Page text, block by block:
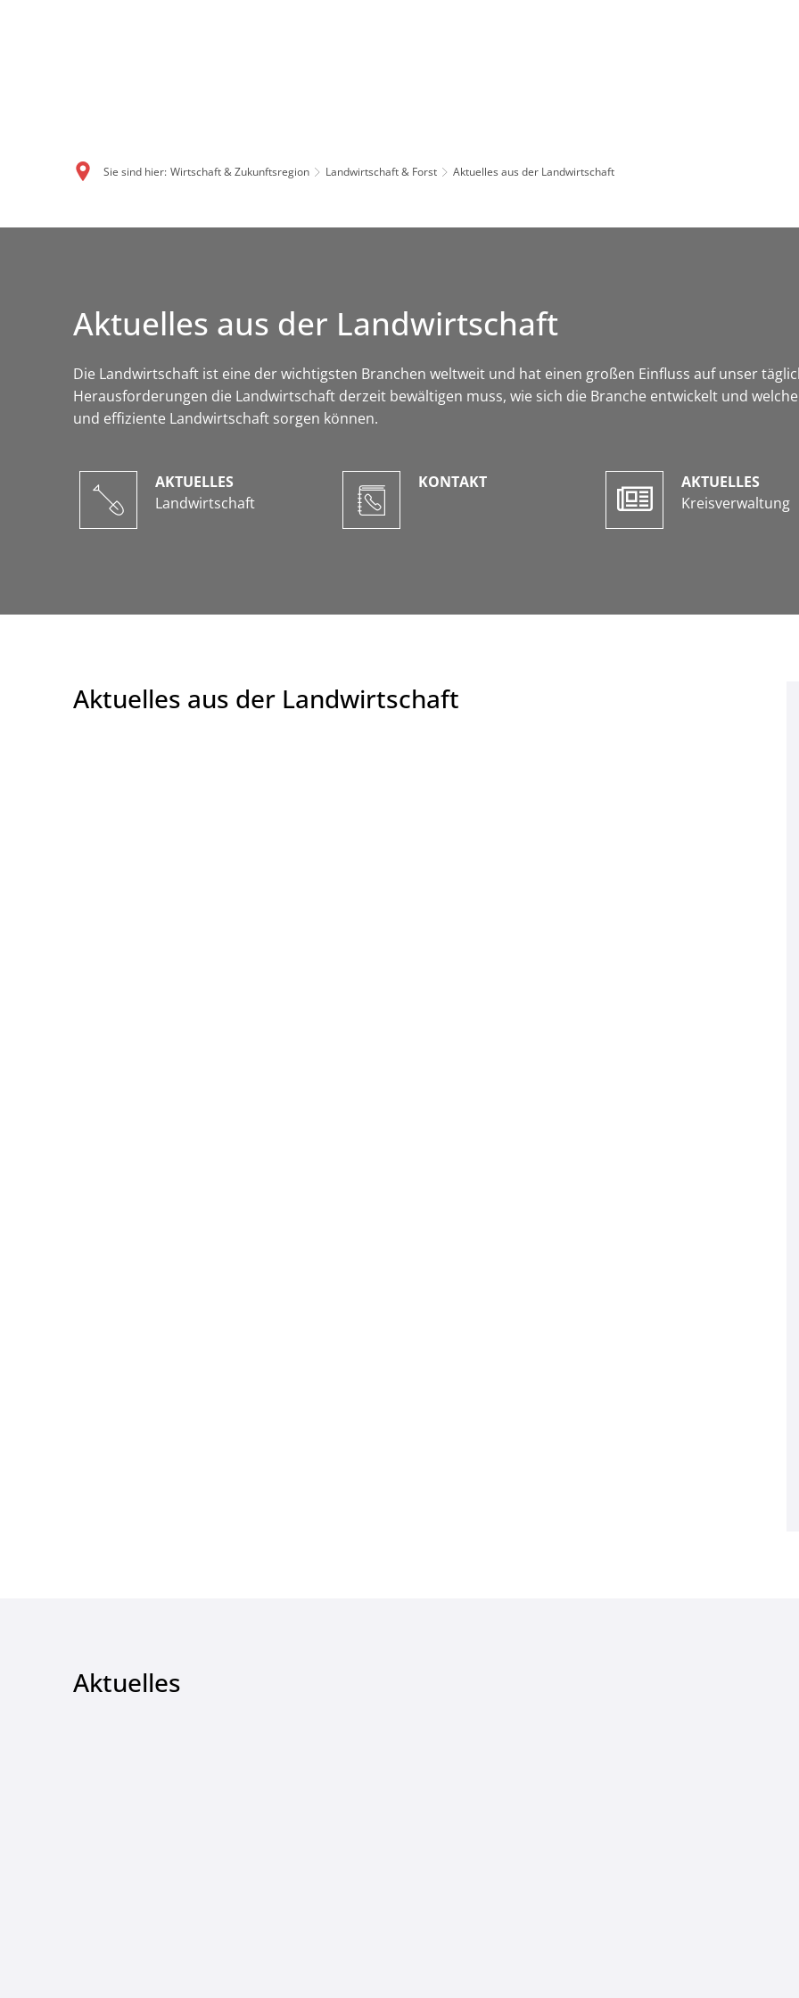
Sie sind hier: Wirtschaft & Zukunftsregion Landwirtschaft & Forst Aktuelles aus der Landwirtschaft
Aktuelles aus der Landwirtschaft
Die Landwirtschaft ist eine der wichtigsten Branchen weltweit und hat einen großen Einfluss auf unser
Herausforderungen die Landwirtschaft derzeit bewältigen muss, wie sich die Branche entwickelt und
und effiziente Landwirtschaft sorgen können.
AKTUELLES
Landwirtschaft
KONTAKT
AKTUELLES
Kreisverwaltung
Aktuelles aus der Landwirtschaft
Aktuelles